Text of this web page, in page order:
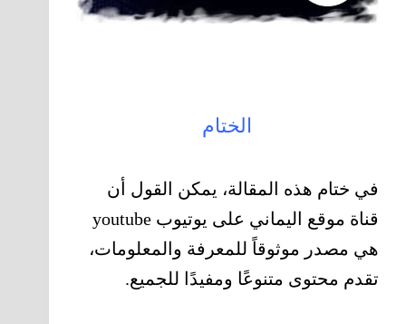
الختام
في ختام هذه المقالة، يمكن القول أن
قناة موقع اليماني على يوتيوب youtube
هي مصدر موثوقاً للمعرفة والمعلومات،
تقدم محتوى متنوعًا ومفيدًا للجميع.